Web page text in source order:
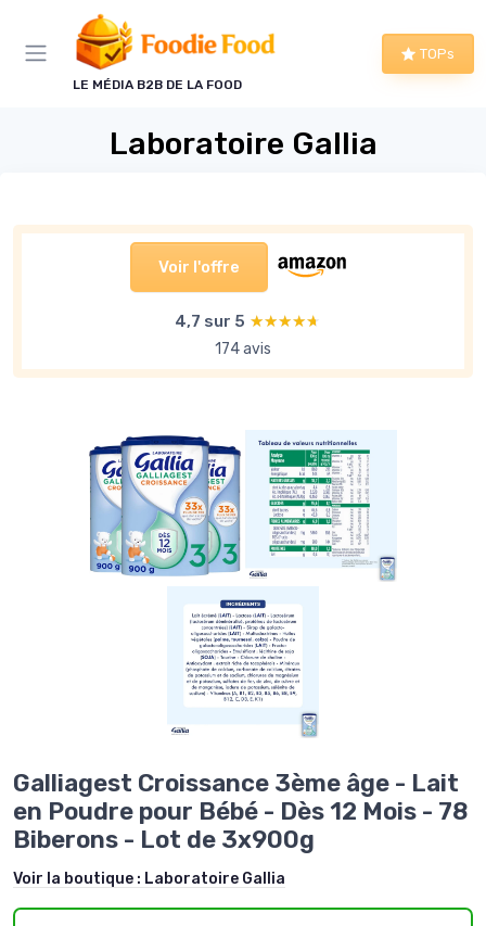
LE MÉDIA B2B DE LA FOOD
TOPs
Laboratoire Gallia
Voir l'offre
4,7 sur 5 ★★★★★
★★★★★
174 avis
Galliagest Croissance 3ème âge - Lait
en Poudre pour Bébé - Dès 12 Mois - 78
Biberons - Lot de 3x900g
Voir la boutique : Laboratoire Gallia
Panneau de gestion des cookies